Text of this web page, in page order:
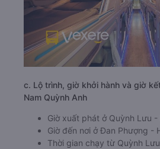
c. Lộ trình, giờ khởi hành và giờ
Nam Quỳnh Anh
Giờ xuất phát ở Quỳnh Lưu
Giờ đến nơi ở Đan Phượng -
Thời gian chạy từ Quỳnh